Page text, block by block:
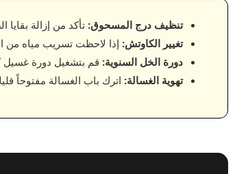
تنظيف درج المسحوق: تأكد من إزالة
تغيير الكاوتش: إذا لاحظت تسريب مياه من
دورة الخل السنوية: قم بتشغيل دورة غسيل كاملة بخل على
تهوية الغسالة: اترك باب الغسالة مفتوحاً